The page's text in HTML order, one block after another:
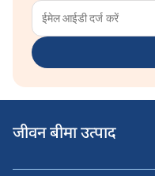
जीवन बीमा उत्पाद